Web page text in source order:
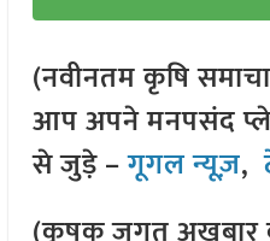
(नवीनतम कृषि
आप अपने मनपसंद
से जुड़े –गूगल न्यूज़,